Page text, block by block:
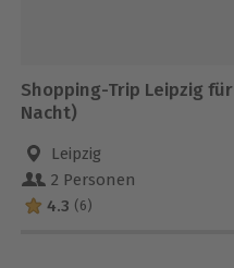
Shopping-Trip Leipzig für
Nacht)
Leipzig
2 Personen
4.3 (6)